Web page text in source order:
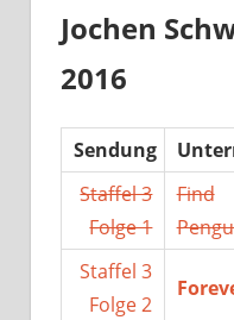
Jochen
2016
Sendung
Staffel 3
Folge 1
Find
Staffel 3
Folge 2